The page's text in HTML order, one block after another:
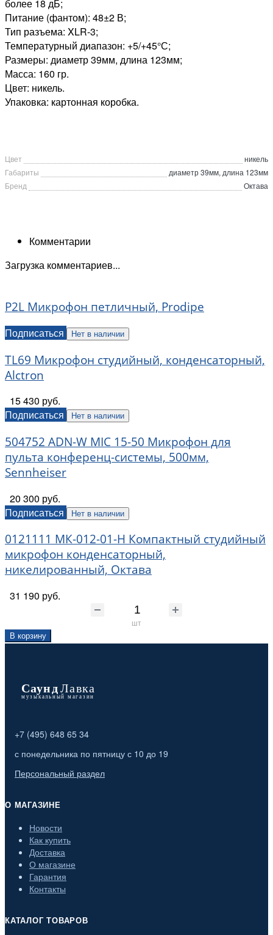
более 18 дБ;
Питание (фантом): 48±2 В;
Тип разъема: XLR-3;
Температурный диапазон: +5/+45°С;
Размеры: диаметр 39мм, длина 123мм;
Масса: 160 гр.
Цвет: никель.
Упаковка: картонная коробка.
Цвет
никель
Габариты
диаметр 39мм, длина 123мм
Бренд
Октава
Комментарии
Загрузка комментариев...
P2L Микрофон петличный, Prodipe
Подписаться Нет в наличии
TL69 Микрофон студийный, конденсаторный,
Alctron
15 430 руб.
Подписаться
Нет в наличии
504752 ADN-W MIC 15-50 Микрофон для
пульта конференц-системы, 500мм,
Sennheiser
20 300 руб.
Подписаться
Нет в наличии
0121111 МК-012-01-Н Компактный студийный
микрофон конденсаторный,
никелированный, Октава
31 190 руб.
шт
В корзину
+7 (495) 648 65 34
с понедельника по пятницу с 10 до 19
Персональный раздел
О МАГАЗИНЕ
Новости
Как купить
Доставка
О магазине
Гарантия
Контакты
КАТАЛОГ ТОВАРОВ